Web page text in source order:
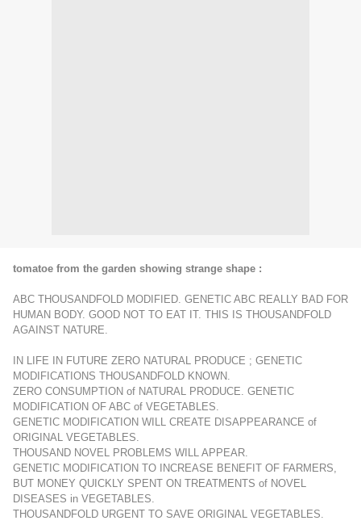
tomatoe from the garden showing strange shape :
ABC THOUSANDFOLD MODIFIED. GENETIC ABC REALLY BAD FOR
HUMAN BODY. GOOD NOT TO EAT IT. THIS IS THOUSANDFOLD
AGAINST NATURE.
IN LIFE IN FUTURE ZERO NATURAL PRODUCE ; GENETIC
MODIFICATIONS THOUSANDFOLD KNOWN.
ZERO CONSUMPTION of NATURAL PRODUCE. GENETIC
MODIFICATION OF ABC of VEGETABLES.
GENETIC MODIFICATION WILL CREATE DISAPPEARANCE of
ORIGINAL VEGETABLES.
THOUSAND NOVEL PROBLEMS WILL APPEAR.
GENETIC MODIFICATION TO INCREASE BENEFIT OF FARMERS,
BUT MONEY QUICKLY SPENT ON TREATMENTS of NOVEL
DISEASES in VEGETABLES.
THOUSANDFOLD URGENT TO SAVE ORIGINAL VEGETABLES.